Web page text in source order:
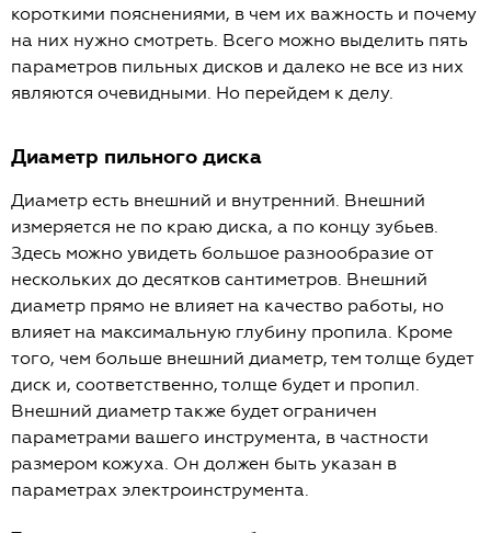
короткими пояснениями, в чем их важность и почему
на них нужно смотреть. Всего можно выделить пять
параметров пильных дисков и далеко не все из них
являются очевидными. Но перейдем к делу.
Диаметр пильного диска
Диаметр есть внешний и внутренний. Внешний
измеряется не по краю диска, а по концу зубьев.
Здесь можно увидеть большое разнообразие от
нескольких до десятков сантиметров. Внешний
диаметр прямо не влияет на качество работы, но
влияет на максимальную глубину пропила. Кроме
того, чем больше внешний диаметр, тем толще будет
диск и, соответственно, толще будет и пропил.
Внешний диаметр также будет ограничен
параметрами вашего инструмента, в частности
размером кожуха. Он должен быть указан в
параметрах электроинструмента.